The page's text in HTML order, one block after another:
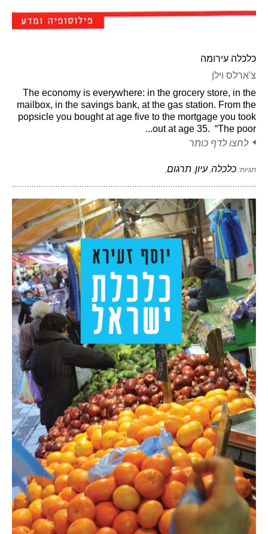
כלכלה עירומה
צ'ארלס וילן
The economy is everywhere: in the grocery store, in the
mailbox, in the savings bank, at the gas station. From the
popsicle you bought at age five to the mortgage you took
out at age 35. “The poor...
לחצו לדף כותר
תגיות: כלכלה,עיון, תרגום,